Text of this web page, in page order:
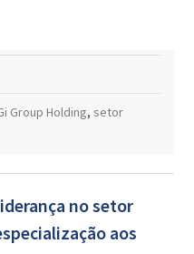
Group Holding, setor
no setor
aos